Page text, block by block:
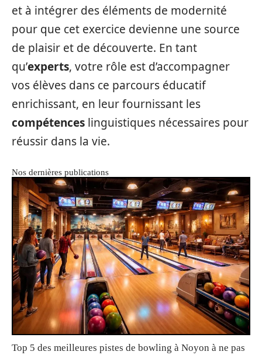
et à intégrer des éléments de modernité
pour que cet exercice devienne une source
de plaisir et de découverte. En tant
qu’experts, votre rôle est d’accompagner
vos élèves dans ce parcours éducatif
enrichissant, en leur fournissant les
compétences linguistiques nécessaires pour
réussir dans la vie.
Nos dernières publications
Top 5 des meilleures pistes de bowling à Noyon à ne pas